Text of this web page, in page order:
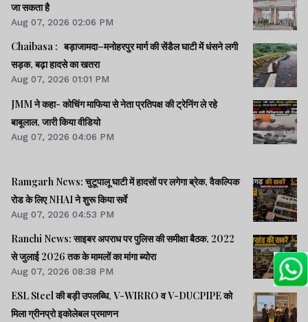
जा सकता है
Aug 07, 2026 02:06 PM
Chaibasa : बड़ाजामदा–मनोहरपुर मार्ग की सेंडैल घाटी में धंसने लगी
सड़क, बढ़ा हादसे का खतरा
Aug 07, 2026 01:01 PM
JMM ने कहा- कोचिंग माफिया से नेता प्रतिपक्ष की ट्रेनिंग ले रहे
बाबूलाल, जारी किया वीडियो
Aug 07, 2026 04:06 PM
Ramgarh News: चुटूपालू घाटी में हादसों पर लगेगा ब्रेक, वैकल्पिक
रोड के लिए NHAI ने शुरू किया सर्वे
Aug 07, 2026 04:53 PM
Ranchi News: साइबर अपराध पर पुलिस की समीक्षा बैठक, 2022
से जुलाई 2026 तक के मामलों का मांगा ब्योरा
Aug 07, 2026 08:38 PM
ESL Steel की बड़ी उपलब्धि, V-WIRRO व V-DUCPIPE को
मिला ग्रीनप्रो इकोलेबल प्रमाणन